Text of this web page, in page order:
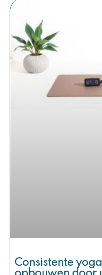
Consistente